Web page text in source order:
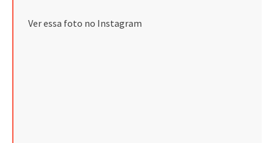
Ver essa foto no Instagram